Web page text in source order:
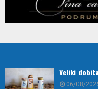
Veliki
06/08/